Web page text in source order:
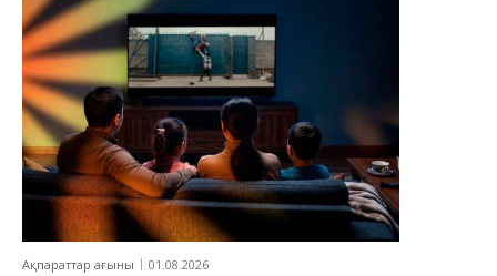
Ақпараттар ағыны 01.08.2026